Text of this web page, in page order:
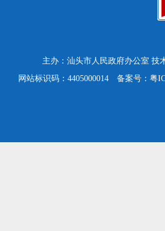
主办：汕头市人民政府办公室 技
网站标识码：4405000014
备案号：粤